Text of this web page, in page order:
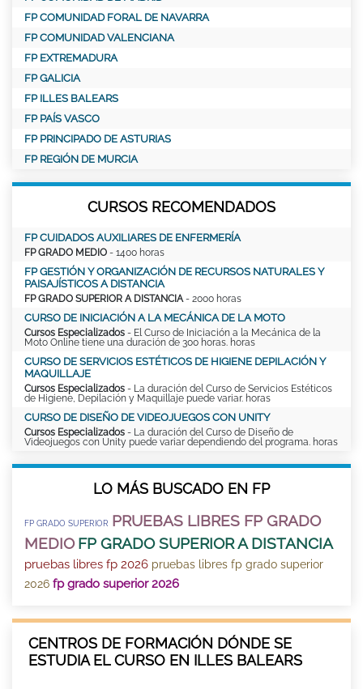
FP COMUNIDAD FORAL DE NAVARRA
FP COMUNIDAD VALENCIANA
FP EXTREMADURA
FP GALICIA
FP ILLES BALEARS
FP PAÍS VASCO
FP PRINCIPADO DE ASTURIAS
FP REGIÓN DE MURCIA
CURSOS RECOMENDADOS
FP CUIDADOS AUXILIARES DE ENFERMERÍA
FP GRADO MEDIO - 1400 horas
FP GESTIÓN Y ORGANIZACIÓN DE RECURSOS NATURALES Y
PAISAJÍSTICOS A DISTANCIA
FP GRADO SUPERIOR A DISTANCIA - 2000 horas
CURSO DE INICIACIÓN A LA MECÁNICA DE LA MOTO
Cursos Especializados - El Curso de Iniciación a la Mecánica de la
Moto Online tiene una duración de 300 horas. horas
CURSO DE SERVICIOS ESTÉTICOS DE HIGIENE DEPILACIÓN Y
MAQUILLAJE
Cursos Especializados - La duración del Curso de Servicios Estéticos
de Higiene, Depilación y Maquillaje puede variar. horas
CURSO DE DISEÑO DE VIDEOJUEGOS CON UNITY
Cursos Especializados - La duración del Curso de Diseño de
Videojuegos con Unity puede variar dependiendo del programa. horas
LO MÁS BUSCADO EN FP
FP GRADO SUPERIOR PRUEBAS LIBRES FP GRADO
MEDIO FP GRADO SUPERIOR A DISTANCIA
pruebas libres fp 2026 pruebas libres fp grado superior
2026 fp grado superior 2026
CENTROS DE FORMACIÓN DÓNDE SE
ESTUDIA EL CURSO EN ILLES BALEARS